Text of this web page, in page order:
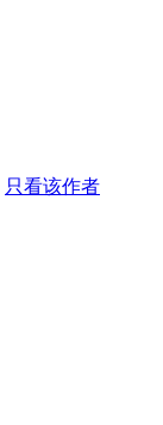
只看该作者